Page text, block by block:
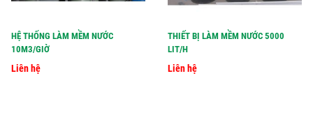
HỆ THỐNG LÀM MỀM NƯỚC
10M3/GIỜ
Liên hệ
THIẾT BỊ LÀM MỀM NƯỚC 5000
LIT/H
Liên hệ